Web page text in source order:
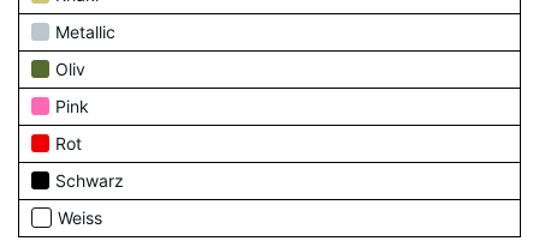
Metallic
Oliv
Pink
Rot
Schwarz
Weiss